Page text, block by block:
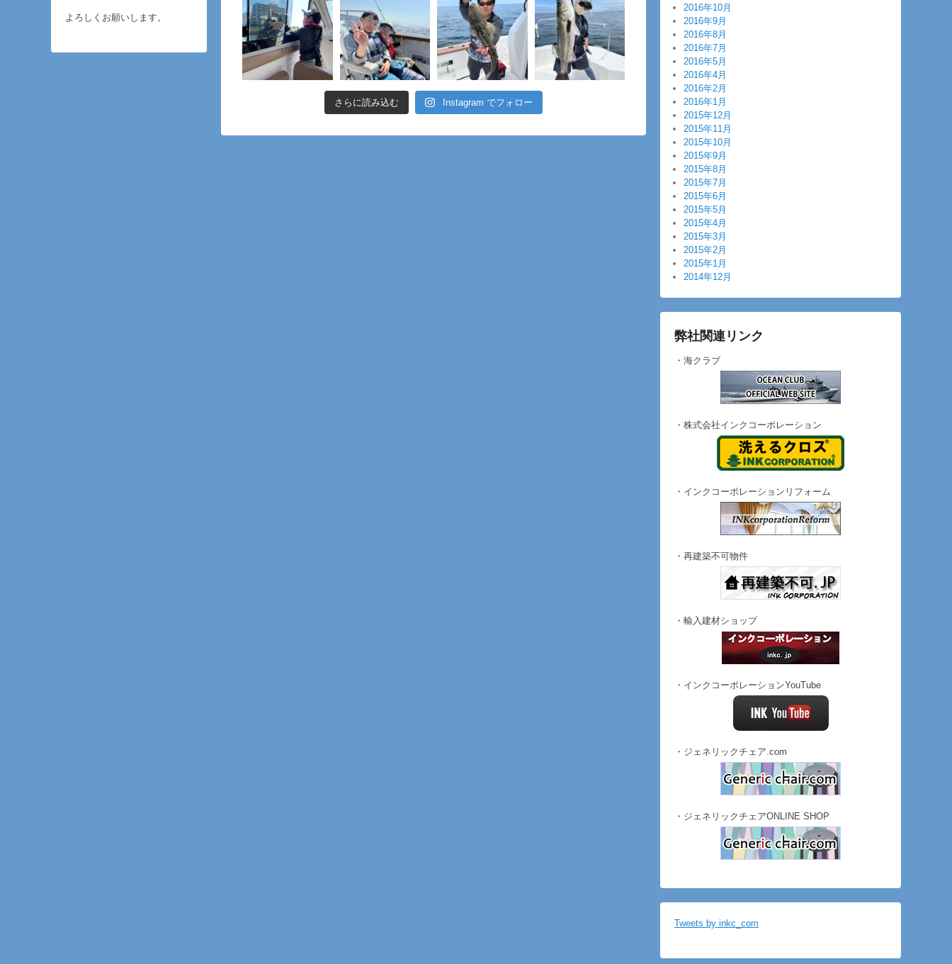
を投稿。
2019/12/04「2019/11/30(sat)今年は不調か？荒川夜シーバス」を投稿。
2019/11/15「2019/11/13(wed)湾奥サワラ爆釣中♪」を投稿。
2019/11/15「2019/11/09(sat)マリーナ主催夜シーバス大会」を投稿。
2019/11/06「2019/11/04(mon)お魚集まって来てるみたい>゜))彡」を投
2019/09/20「2019/09/19(thu)さらにサワラさらに湾奥へ北上！」を投
さらに読み込む Instagram でフォロー
2016年10月
2016年9月
2016年8月
2016年7月
2016年5月
2016年4月
2016年2月
2016年1月
2015年12月
2015年11月
2015年10月
2015年9月
2015年8月
2015年7月
2015年6月
2015年5月
2015年4月
2015年3月
2015年2月
2015年1月
2014年12月
弊社関連リンク
・海クラブ
・株式会社インクコーポレーション
・インクコーポレーションリフォーム
・再建築不可物件
・輸入建材ショップ
・インクコーポレーションYouTube
・ジェネリックチェア.com
・ジェネリックチェアONLINE SHOP
Tweets by inkc_com
よろしくお願いします。